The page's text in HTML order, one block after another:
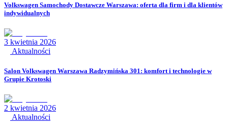
Volkswagen Samochody Dostawcze Warszawa: oferta dla firm i dla klientów
indywidualnych
3 kwietnia 2026
Aktualności
Salon Volkswagen Warszawa Radzymińska 301: komfort i technologie w
Grupie Krotoski
2 kwietnia 2026
Aktualności